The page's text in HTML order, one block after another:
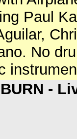
Paul
No
-